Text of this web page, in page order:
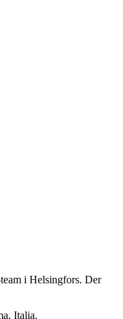
i Helsingfors. Der
Italia.